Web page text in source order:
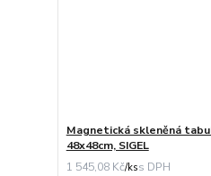
Magnetická skleněná
48x48cm, SIGEL
1 545,08 Kč/ks